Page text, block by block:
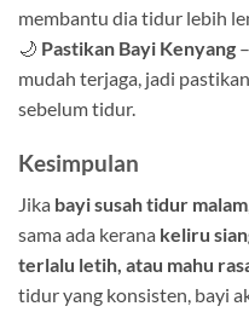
membantu dia tidur lebih
🌙 Pastikan Bayi Kenyang
mudah terjaga, jadi
sebelum tidur.
Kesimpulan
Jika bayi susah tidur malam
sama ada kerana keliru
terlalu letih, atau mahu
tidur yang konsisten, bayi